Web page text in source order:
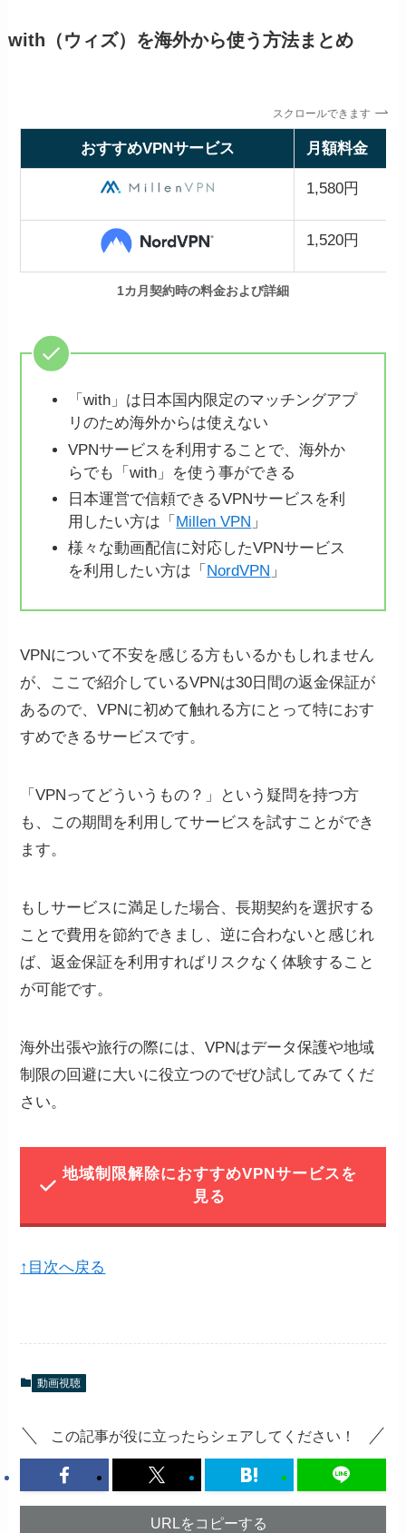
てアプリをダウンロードしましょう。
ダウンロードしたNordVPNのアプリを開く
ントにログインしましょう。
を使用する
ログインすると上記画像のように地図が表示
されます。
国名をクリックして接続
VPN接続したい国名をクリックすると、右側
に「接続済み」と表示されます。
した。
接続方法は簡単な手順となっているため、初
心者でも簡単に扱うことが可能です。
STEP VPN接続を切断する
VPN接続をやめたい場合は、上記画像の「切
断」を押すことで簡単にVPN接続を解除する
NordVPNの公式サイト
から「NordVPNを購
購入プランを選ぶ
「1ヶ月プラン」「1年間プラン」「2年間プラ
長期的な使用を考えている方は2年間プランが
一番お得で、 最初の2年はほぼ半額の料金で使
用することが可能です。
アカウント作成をしていない方
は、右上のログインボタンからア
す。
支払い方法を選択
NordVPNでは通常のクレジットカードでの支
払いだけでなく「PayPal」「Google Pay」
「AmazonPay」「UnionPay」「ビットコイン
以上の支払いが完了すれば、「NordVPN」の
登録は完了となります。
STEP
OS/デバイスに合わせてアプリ
各種デバイスにあわせてダウンロードするに
は、マイアカウントのダウンロードページか
with（ウィズ）を海外から使う方法まとめ
スクロールできます
おすすめVPNサービス 月額料金
1,580円
1,520円
1カ月契約時の料金および詳細
「with」は日本国内限定のマッチングアプ
リのため海外からは使えない
VPNサービスを利用することで、海外か
らでも「with」を使う事ができる
日本運営で信頼できるVPNサービスを利
用したい方は「 Millen VPN 」
様々な動画配信に対応したVPNサービス
を利用したい方は「 NordVPN 」
VPNについて不安を感じる方もいるかもしれません
が、ここで紹介しているVPNは30日間の返金保証が
あるので、VPNに初めて触れる方にとって特におす
すめできるサービスです。
「VPNってどういうもの？」という疑問を持つ方
も、この期間を利用してサービスを試すことができ
ます。
もしサービスに満足した場合、長期契約を選択する
ことで費用を節約できまし、逆に合わないと感じれ
ば、返金保証を利用すればリスクなく体験すること
が可能です。
海外出張や旅行の際には、VPNはデータ保護や地域
制限の回避に大いに役立つのでぜひ試してみてくだ
さい。
地域制限解除におすすめVPNサービスを
見る
↑目次へ戻る
動画視聴
この記事が役に立ったらシェアしてください！
URLをコピーする